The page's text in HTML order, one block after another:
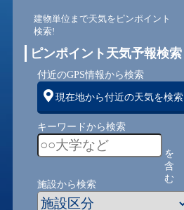
建物単位まで天気をピンポイント
検索!
ピンポイント天気予報検索
付近のGPS情報から検索
現在地から付近の天気を検索
キーワードから検索
を
含
む
施設から検索